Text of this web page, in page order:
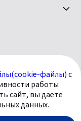
файлы)с
работы
сайт, вы даете
данных.